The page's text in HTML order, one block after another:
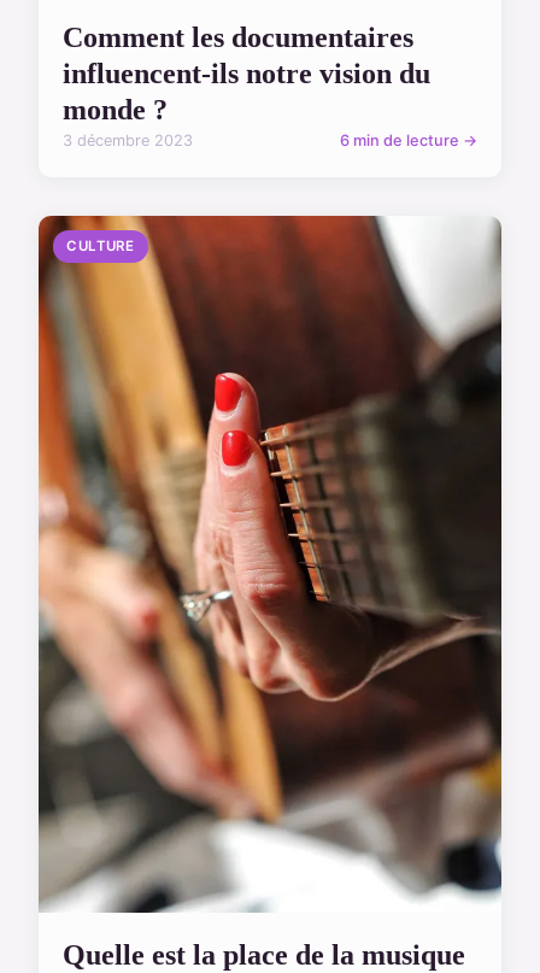
Comment les documentaires
influencent-ils notre vision du
monde ?
3 décembre 2023 6 min de lecture →
CULTURE
Quelle est la place de la musique